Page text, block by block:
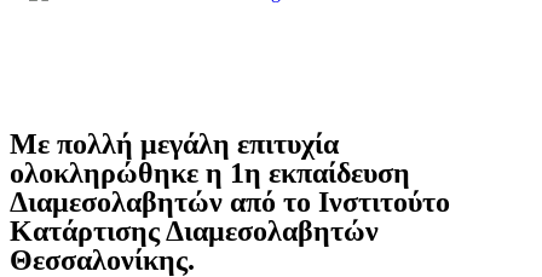
Με πολλή μεγάλη επιτυχία
ολοκληρώθηκε η 1η εκπαίδευση
Διαμεσολαβητών από το Ινστιτούτο
Κατάρτισης Διαμεσολαβητών
Θεσσαλονίκης.